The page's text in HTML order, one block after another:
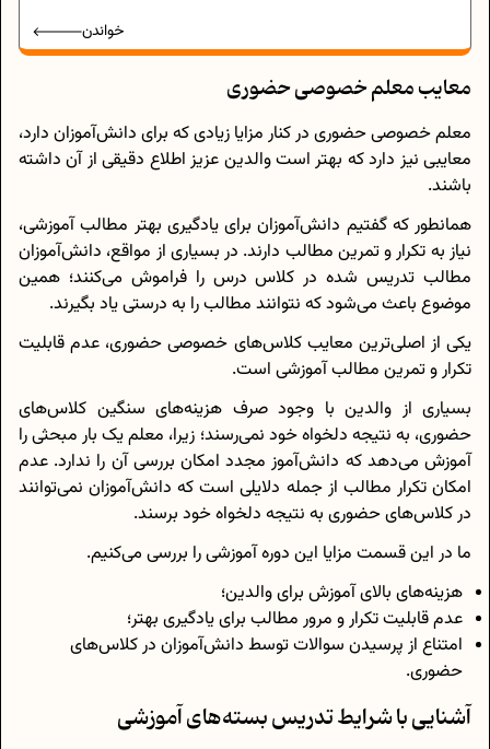
خواندن
معایب معلم خصوصی حضوری
معلم خصوصی حضوری در کنار مزایا زیادی که برای دانش‌آموزان دارد،
معایبی نیز دارد که بهتر است والدین عزیز اطلاع دقیقی از آن داشته
باشند.
همانطور که گفتیم دانش‌آموزان برای یادگیری بهتر مطالب آموزشی،
نیاز به تکرار و تمرین مطالب دارند. در بسیاری از مواقع، دانش‌آموزان
مطالب تدریس شده در کلاس درس را فراموش می‌کنند؛ همین
موضوع باعث می‌شود که نتوانند مطالب را به درستی یاد بگیرند.
یکی از اصلی‌ترین معایب کلاس‌های خصوصی حضوری، عدم قابلیت
تکرار و تمرین مطالب آموزشی است.
بسیاری از والدین با وجود صرف هزینه‌های سنگین کلاس‌های
حضوری، به نتیجه دلخواه خود نمی‌رسند؛ زیرا، معلم یک بار مبحثی را
آموزش می‌دهد که دانش‌آموز مجدد امکان بررسی آن را ندارد. عدم
امکان تکرار مطالب از جمله دلایلی است که دانش‌آموزان نمی‌توانند
در کلاس‌های حضوری به نتیجه دلخواه خود برسند.
ما در این قسمت مزایا این دوره آموزشی را بررسی می‌کنیم.
هزینه‌های بالای آموزش برای والدین؛
عدم قابلیت تکرار و مرور مطالب برای یادگیری بهتر؛
امتناع از پرسیدن سوالات توسط دانش‌آموزان در کلاس‌های
حضوری.
آشنایی با شرایط تدریس بسته‌های آموزشی